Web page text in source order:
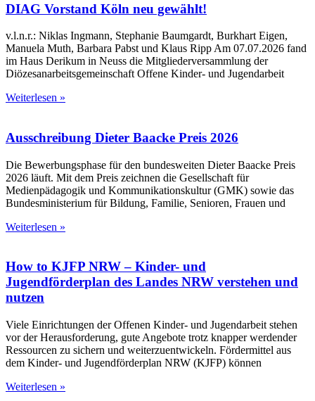
DIAG Vorstand Köln neu gewählt!
v.l.n.r.: Niklas Ingmann, Stephanie Baumgardt, Burkhart Eigen,
Manuela Muth, Barbara Pabst und Klaus Ripp Am 07.07.2026 fand
im Haus Derikum in Neuss die Mitgliederversammlung der
Diözesanarbeitsgemeinschaft Offene Kinder- und Jugendarbeit
Weiterlesen »
Ausschreibung Dieter Baacke Preis 2026
Die Bewerbungsphase für den bundesweiten Dieter Baacke Preis
2026 läuft. Mit dem Preis zeichnen die Gesellschaft für
Medienpädagogik und Kommunikationskultur (GMK) sowie das
Bundesministerium für Bildung, Familie, Senioren, Frauen und
Weiterlesen »
How to KJFP NRW – Kinder- und
Jugendförderplan des Landes NRW verstehen und
nutzen
Viele Einrichtungen der Offenen Kinder- und Jugendarbeit stehen
vor der Herausforderung, gute Angebote trotz knapper werdender
Ressourcen zu sichern und weiterzuentwickeln. Fördermittel aus
dem Kinder- und Jugendförderplan NRW (KJFP) können
Weiterlesen »